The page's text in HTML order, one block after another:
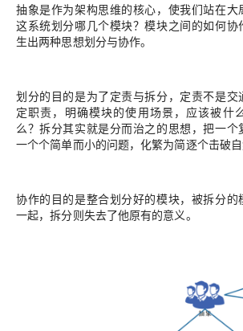
抽象是作为架构思维的核心，使我们站在大
这系统划分哪几个模块？模块之间的如何协
生出两种思想划分与协作。
划分的目的是为了定责与拆分，定责不是交
定职责， 明确模块的使用场景，应该被什
么？拆分其实就是分而治之 的思想，把一
一个个简单而小的问题，化繁为简逐个击破
协作的目的是整合划分好的模块，被拆分的
一起，拆分则失去了他原有的意义。